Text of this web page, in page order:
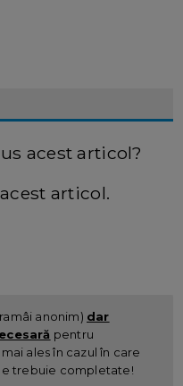
acest articol?
articol.
anonim) dar
pentru
ales în cazul în care
trebuie completate!